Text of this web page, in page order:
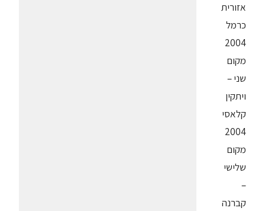
אזורית
כרמל
2004
מקום
שני –
ויתקין
קלאסי
2004
מקום
שלישי
–
קברנה